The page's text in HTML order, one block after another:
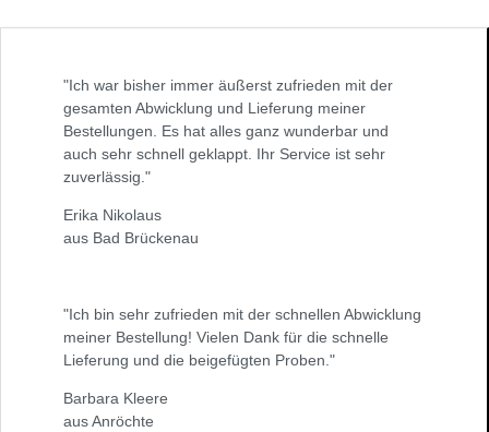
"Ich war bisher immer äußerst zufrieden mit der
gesamten Abwicklung und Lieferung meiner
Bestellungen. Es hat alles ganz wunderbar und
auch sehr schnell geklappt. Ihr Service ist sehr
zuverlässig."
Erika Nikolaus
aus Bad Brückenau
"Ich bin sehr zufrieden mit der schnellen Abwicklung
meiner Bestellung! Vielen Dank für die schnelle
Lieferung und die beigefügten Proben."
Barbara Kleere
aus Anröchte